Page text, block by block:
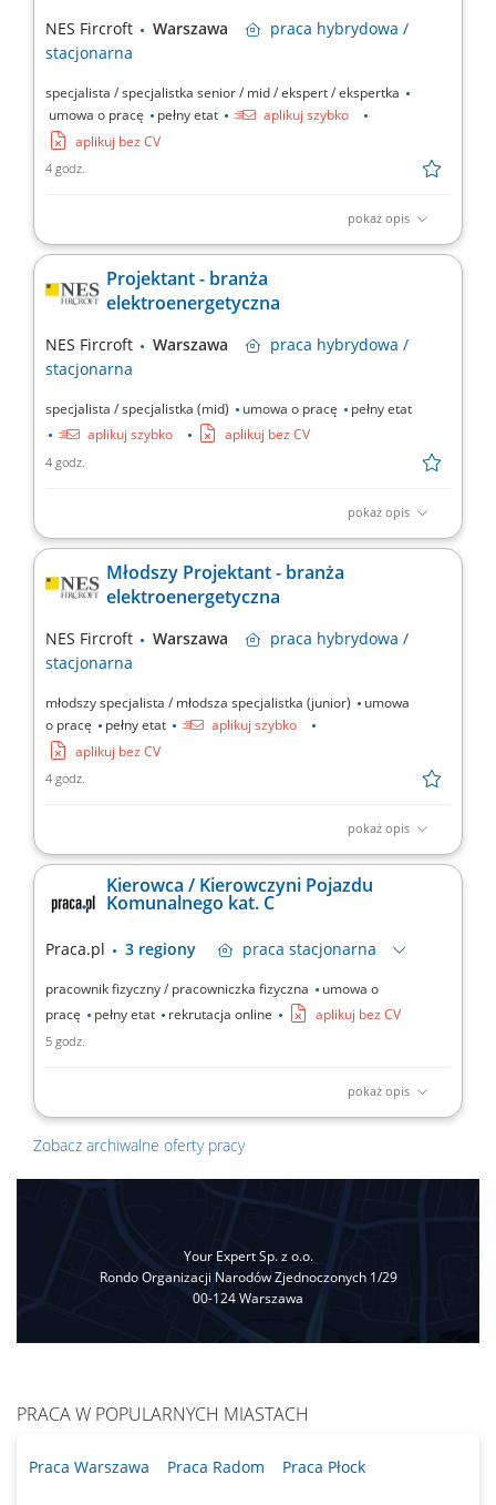
NES Fircroft Warszawa praca hybrydowa /
stacjonarna
specjalista / specjalistka senior / mid / ekspert / ekspertka
umowa o pracę
pełny etat
aplikuj szybko
aplikuj bez CV
4 godz.
pokaż opis
Rekrutujemy dla: Naszego Klienta - globalnego generalnego
praca stacjonarna w biurze - dopuszczalna praca hybrydowa 2
dni z domu tygodniowo, po okresie próbnym Zakres obowiązków:
Projektant - branża
elektroenergetyczna
NES Fircroft Warszawa praca hybrydowa /
stacjonarna
specjalista / specjalistka (mid) umowa o pracę
pełny etat
aplikuj szybko
aplikuj bez CV
4 godz.
pokaż opis
Rekrutujemy dla: Naszego Klienta - globalnego generalnego
praca stacjonarna w biurze - dopuszczalna praca hybrydowa 2
dni z domu tygodniowo, po okresie próbnym Zakres obowiązków:
Młodszy Projektant - branża
elektroenergetyczna
NES Fircroft Warszawa praca hybrydowa /
stacjonarna
młodszy specjalista / młodsza specjalistka (junior)
umowa
o pracę
pełny etat
aplikuj szybko
aplikuj bez CV
4 godz.
pokaż opis
Rekrutujemy dla: Naszego Klienta - globalnego generalnego
wykonawcy EPC. Lokalizacja: Warszawa Tryb pracy: Pełny etat,
praca stacjonarna w biurze - dopuszczalna praca hybrydowa 2
dni z domu tygodniowo, po okresie próbnym Zakres obowiązków:
Kierowca / Kierowczyni Pojazdu
Komunalnego kat. C
Praca.pl praca stacjonarna
pracownik fizyczny / pracowniczka fizyczna
umowa o
pracę
pełny etat rekrutacja online aplikuj bez CV
5 godz.
pokaż opis
Zakres obowiązków: Prowadzenie pojazdu specjalistycznego
zgodnie z obowiązującymi przepisami oraz zasadami
bezpieczeństwa. Realizacja odbioru i transportu odpadów
zgodnie z ustalonym harmonogramem tras lub bieżącymi
zleceniami. Obsługa pojemników na odpady – ich podstawianie,
Zobacz archiwalne oferty pracy
Your Expert Sp. z o.o.
Rondo Organizacji Narodów Zjednoczonych 1/29
00-124 Warszawa
PRACA W POPULARNYCH MIASTACH
Praca Warszawa Praca Radom Praca Płock